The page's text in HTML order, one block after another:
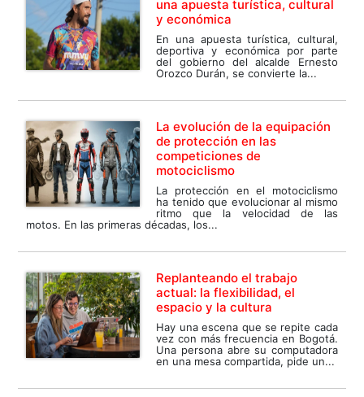
una apuesta turística, cultural
y económica
En una apuesta turística, cultural,
deportiva y económica por parte
del gobierno del alcalde Ernesto
Orozco Durán, se convierte la...
La evolución de la equipación
de protección en las
competiciones de
motociclismo
La protección en el motociclismo
ha tenido que evolucionar al mismo
ritmo que la velocidad de las
motos. En las primeras décadas, los...
Replanteando el trabajo
actual: la flexibilidad, el
espacio y la cultura
Hay una escena que se repite cada
vez con más frecuencia en Bogotá.
Una persona abre su computadora
en una mesa compartida, pide un...